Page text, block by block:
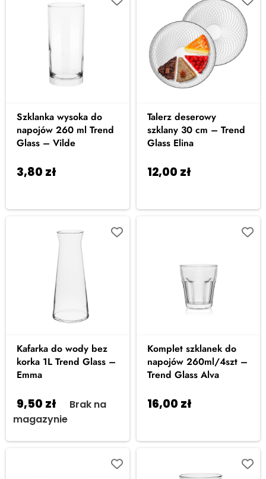
Szklanka wysoka do
napojów 260 ml Trend
Glass – Vilde
3,80 zł
Talerz deserowy
szklany 30 cm – Trend
Glass Elina
12,00 zł
Kafarka do wody bez
korka 1L Trend Glass –
Emma
9,50 zł
Brak na
magazynie
Komplet szklanek do
napojów 260ml/4szt –
Trend Glass Alva
16,00 zł